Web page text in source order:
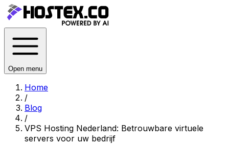
Open menu
Home
/
Blog
/
VPS Hosting Nederland: Betrouwbare virtuele
servers voor uw bedrijf